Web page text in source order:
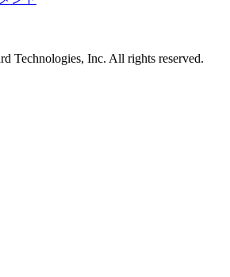
Technologies, Inc. All rights reserved.